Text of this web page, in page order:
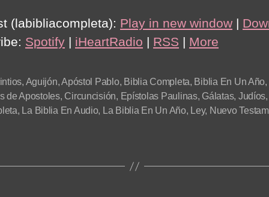
(labibliacompleta): Play in new window |
Spotify | iHeartRadio | RSS | More
, Aguijón,Apóstol Pablo, Biblia Completa, Biblia En Un Año,
de Apostoles, Circuncisión, Epístolas Paulinas, Gálatas, Judíos,
, La Biblia En Audio, La Biblia En Un Año, Ley, Nuevo